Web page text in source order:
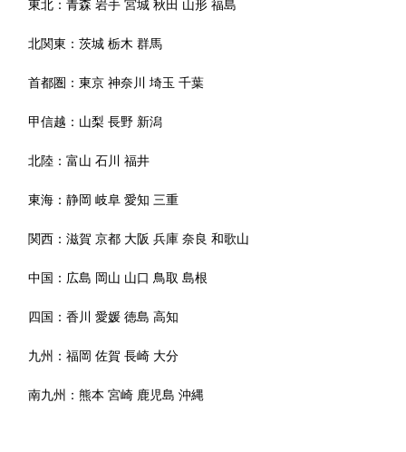
東北：青森 岩手 宮城 秋田 山形 福島
北関東：茨城 栃木 群馬
首都圏：東京 神奈川 埼玉 千葉
甲信越： 山梨 長野 新潟
北陸：富山 石川 福井
東海：静岡 岐阜 愛知 三重
関西：滋賀 京都 大阪 兵庫 奈良 和歌山
中国： 広島 岡山 山口 鳥取 島根
四国：香川 愛媛 徳島 高知
九州：福岡 佐賀 長崎 大分
南九州：熊本 宮崎 鹿児島 沖縄